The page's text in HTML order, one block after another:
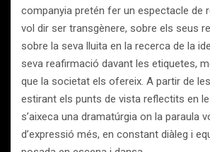
companyia pretén fer un espectacle de
vol dir ser transgènere, sobre els seus
sobre la seva lluita en la recerca de la
seva reafirmació davant les etiquetes,
que la societat els ofereix. A partir de
estirant els punts de vista reflectits en
s’aixeca una dramatúrgia on la paraula
d’expressió més, en constant diàleg i